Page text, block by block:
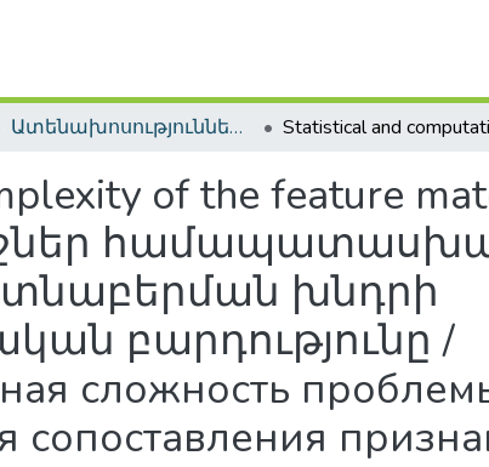
Ատենախոսություններ և սեղմագրեր / Theses & Abstracts
of the feature
խնդրի
բարդությունը /
сложность